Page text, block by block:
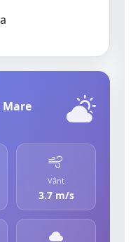
Mare
Vânt
3.7 m/s